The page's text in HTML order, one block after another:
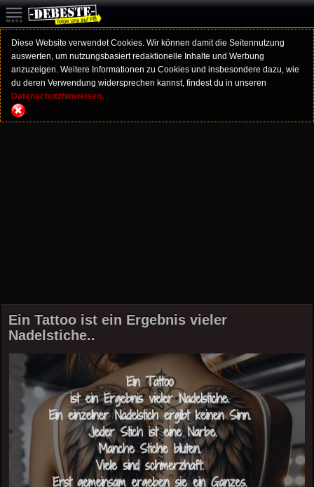
Diese Website verwendet Cookies. Wir können damit die Seitennutzung
auswerten, um nutzungsbasiert redaktionelle Inhalte und Werbung
anzuzeigen. Weitere Informationen zu Cookies und insbesondere dazu, wie
du deren Verwendung widersprechen kannst, findest du in unseren
Datenschutzhinweisen.
Ein Tattoo ist ein Ergebnis vieler
Nadelstiche..